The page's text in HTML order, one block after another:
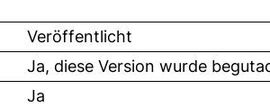
Veröffentlicht
Ja, diese Version wurde
Ja